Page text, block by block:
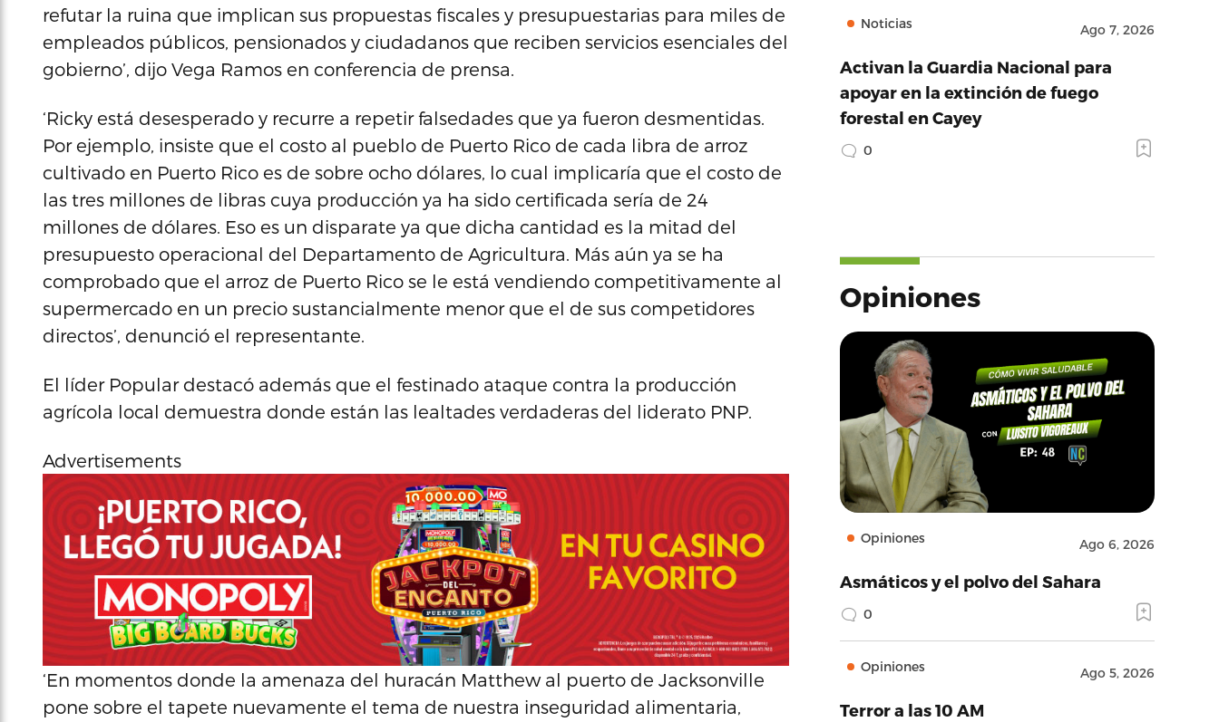
refutar la ruina que implican sus propuestas fiscales y presupuestarias para miles de
empleados públicos, pensionados y ciudadanos que reciben servicios esenciales del
gobierno’, dijo Vega Ramos en conferencia de prensa.
‘Ricky está desesperado y recurre a repetir falsedades que ya fueron desmentidas.
Por ejemplo, insiste que el costo al pueblo de Puerto Rico de cada libra de arroz
cultivado en Puerto Rico es de sobre ocho dólares, lo cual implicaría que el costo de
las tres millones de libras cuya producción ya ha sido certificada sería de 24
millones de dólares. Eso es un disparate ya que dicha cantidad es la mitad del
presupuesto operacional del Departamento de Agricultura. Más aún ya se ha
comprobado que el arroz de Puerto Rico se le está vendiendo competitivamente al
supermercado en un precio sustancialmente menor que el de sus competidores
directos’, denunció el representante.
El líder Popular destacó además que el festinado ataque contra la producción
agrícola local demuestra donde están las lealtades verdaderas del liderato PNP.
Advertisements
‘En momentos donde la amenaza del huracán Matthew al puerto de Jacksonville
pone sobre el tapete nuevamente el tema de nuestra inseguridad alimentaria,
Noticias Ago 7, 2026
Activan la Guardia Nacional para
apoyar en la extinción de fuego
forestal en Cayey
0
Opiniones
Opiniones Ago 6, 2026
Asmáticos y el polvo del Sahara
0
Opiniones Ago 5, 2026
Terror a las 10 AM